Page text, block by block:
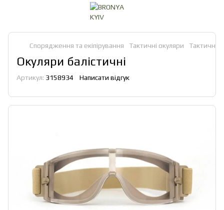
Спорядження та екіпірування Тактичні окуляри Тактичні
Окуляри балістичні
Артикул: 3158934 Написати відгук